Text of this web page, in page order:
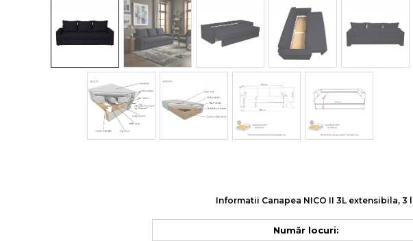
Colectia BELLA
Informatii Canapea NICO II 3L extensibila,
Număr locuri: